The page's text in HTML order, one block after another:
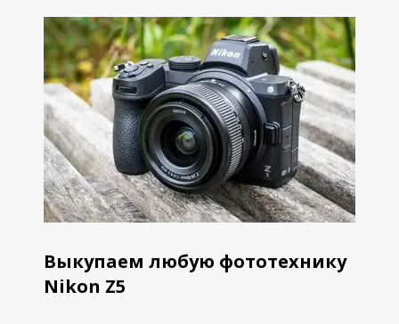
Выкупаем любую фототехнику
Nikon Z5